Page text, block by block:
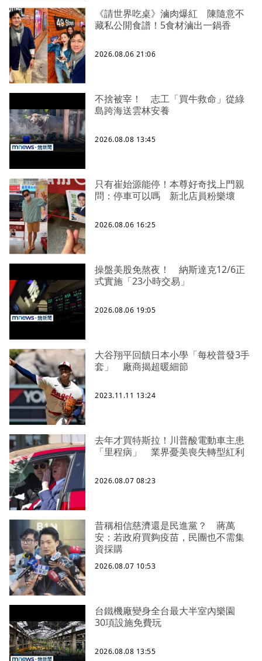
《請世界吃桌》滷肉爆紅 陳隨意不
藏私公開食譜！5食材滷出一鍋香
2026.08.06 21:06
不捨被宰！ 志工「買牛救命」從綠
島跨海送雲林安養
2026.08.08 13:45
只有崔始源能停！本尊好奇找上門親
問：停車可以嗎 新北店員粉樂壞
2026.08.06 16:25
操盤美股免熬夜！ 納斯達克12/6正
式實施「23小時交易」
2026.08.06 19:05
大谷翔平回饋日本小學「每校普發3手
套」 廠商揭超暖細節
2023.11.11 13:24
去年才買特斯拉！川普酸電動車主患
「里程病」 業界憂美喪失轉型紅利
2026.08.07 08:23
昔稱相信慈濟還是民進黨？ 蔣萬
安：若政府買夠疫苗，民團也不需集
資採購
2026.08.07 10:53
台鐵機廠變身全台最大半室內樂園
30項設施免費玩
2026.08.08 13:55